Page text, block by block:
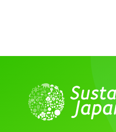
記事